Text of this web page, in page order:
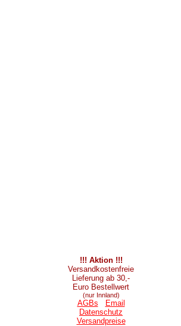
!!! Aktion !!!
Versandkostenfreie
Lieferung ab 30,-
Euro Bestellwert
(nur Innland)
AGBs
Email
Datenschutz
Versandpreise